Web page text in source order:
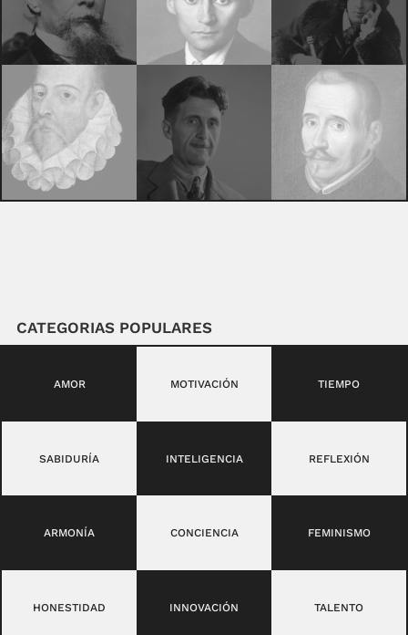
CATEGORIAS POPULARES
AMOR MOTIVACIÓN TIEMPO
SABIDURÍA INTELIGENCIA REFLEXIÓN
ARMONÍA CONCIENCIA FEMINISMO
HONESTIDAD INNOVACIÓN TALENTO